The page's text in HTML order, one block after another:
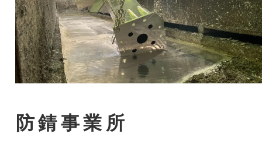
防錆事業所